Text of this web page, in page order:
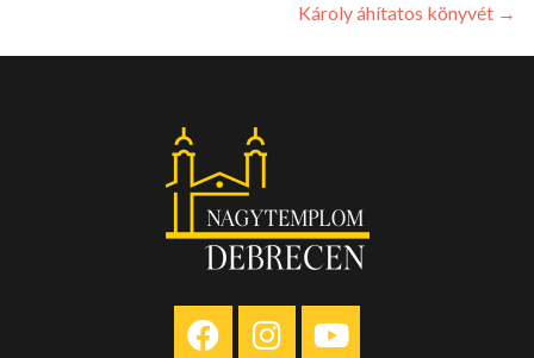
Károly áhítatos könyvét →